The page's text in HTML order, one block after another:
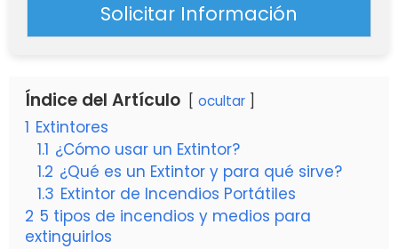
Solicitar Información
Índice del Artículo ocultar
1 Extintores
1.1 ¿Cómo usar un Extintor?
1.2 ¿Qué es un Extintor y para qué sirve?
1.3 Extintor de Incendios Portátiles
2 5 tipos de incendios y medios para
extinguirlos